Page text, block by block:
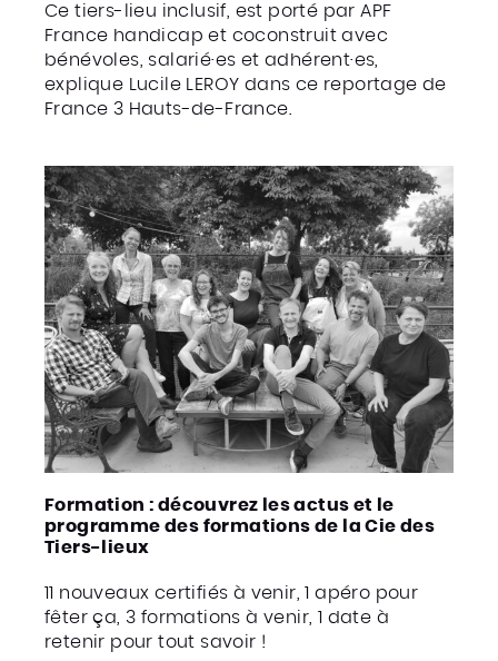
Ce tiers-lieu inclusif, est porté par APF
France handicap et coconstruit avec
bénévoles, salarié·es et adhérent·es,
explique Lucile LEROY dans ce reportage de
France 3 Hauts-de-France.
Formation : découvrez les actus et le
programme des formations de la Cie des
Tiers-lieux
11 nouveaux certifiés à venir, 1 apéro pour
fêter ça, 3 formations à venir, 1 date à
retenir pour tout savoir !